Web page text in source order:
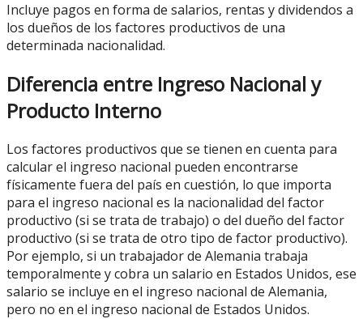
Incluye pagos en forma de salarios, rentas y dividendos a
los dueños de los factores productivos de una
determinada nacionalidad.
Diferencia entre Ingreso Nacional y
Producto Interno
Los factores productivos que se tienen en cuenta para
calcular el ingreso nacional pueden encontrarse
físicamente fuera del país en cuestión, lo que importa
para el ingreso nacional es la nacionalidad del factor
productivo (si se trata de trabajo) o del dueño del factor
productivo (si se trata de otro tipo de factor productivo).
Por ejemplo, si un trabajador de Alemania trabaja
temporalmente y cobra un salario en Estados Unidos, ese
salario se incluye en el ingreso nacional de Alemania,
pero no en el ingreso nacional de Estados Unidos.